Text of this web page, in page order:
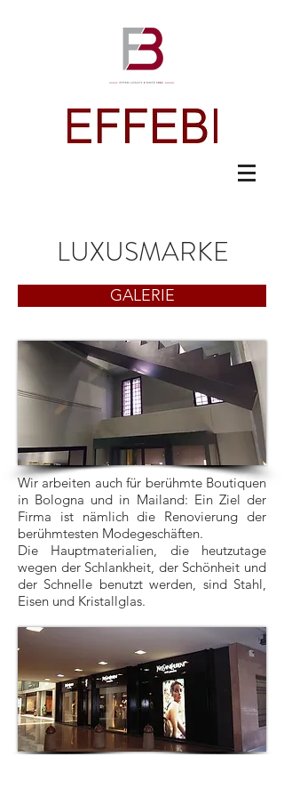
LUXUSMARKE
GALERIE
Wir arbeiten auch für berühmte Boutiquen
in Bologna und in Mailand: Ein Ziel der
Firma ist nämlich die Renovierung der
berühmtesten Modegeschäften.
Die Hauptmaterialien, die heutzutage
wegen der Schlankheit, der Schönheit und
der Schnelle benutzt werden, sind Stahl,
Eisen und Kristallglas.